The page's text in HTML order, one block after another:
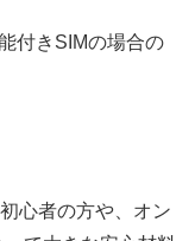
付きSIMの場合の
心者の方や、オン